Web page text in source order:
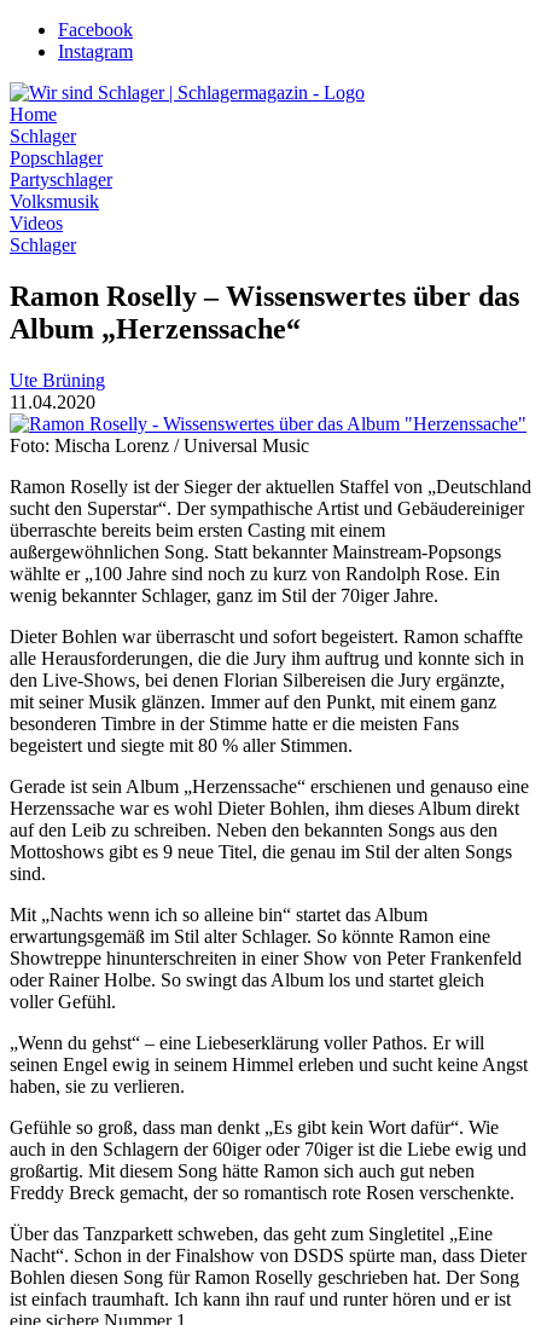
Zum
Inhalt
Facebook
Instagram
Home
Schlager
Popschlager
Partyschlager
Volksmusik
Videos
Schlager
Ramon Roselly – Wissenswertes über das
Album „Herzenssache“
Ute Brüning
11.04.2020
Foto: Mischa Lorenz / Universal Music
Ramon Roselly ist der Sieger der aktuellen Staffel von „Deutschland
sucht den Superstar“. Der sympathische Artist und Gebäudereiniger
überraschte bereits beim ersten Casting mit einem
außergewöhnlichen Song. Statt bekannter Mainstream-Popsongs
wählte er „100 Jahre sind noch zu kurz von Randolph Rose. Ein
wenig bekannter Schlager, ganz im Stil der 70iger Jahre.
Dieter Bohlen war überrascht und sofort begeistert. Ramon schaffte
alle Herausforderungen, die die Jury ihm auftrug und konnte sich in
den Live-Shows, bei denen Florian Silbereisen die Jury ergänzte,
mit seiner Musik glänzen. Immer auf den Punkt, mit einem ganz
besonderen Timbre in der Stimme hatte er die meisten Fans
begeistert und siegte mit 80 % aller Stimmen.
Gerade ist sein Album „Herzenssache“ erschienen und genauso eine
Herzenssache war es wohl Dieter Bohlen, ihm dieses Album direkt
auf den Leib zu schreiben. Neben den bekannten Songs aus den
Mottoshows gibt es 9 neue Titel, die genau im Stil der alten Songs
sind.
Mit „Nachts wenn ich so alleine bin“ startet das Album
erwartungsgemäß im Stil alter Schlager. So könnte Ramon eine
Showtreppe hinunterschreiten in einer Show von Peter Frankenfeld
oder Rainer Holbe. So swingt das Album los und startet gleich
voller Gefühl.
„Wenn du gehst“ – eine Liebeserklärung voller Pathos. Er will
seinen Engel ewig in seinem Himmel erleben und sucht keine Angst
haben, sie zu verlieren.
Gefühle so groß, dass man denkt „Es gibt kein Wort dafür“. Wie
auch in den Schlagern der 60iger oder 70iger ist die Liebe ewig und
großartig. Mit diesem Song hätte Ramon sich auch gut neben
Freddy Breck gemacht, der so romantisch rote Rosen verschenkte.
Über das Tanzparkett schweben, das geht zum Singletitel „Eine
Nacht“. Schon in der Finalshow von DSDS spürte man, dass Dieter
Bohlen diesen Song für Ramon Roselly geschrieben hat. Der Song
ist einfach traumhaft. Ich kann ihn rauf und runter hören und er ist
eine sichere Nummer 1.